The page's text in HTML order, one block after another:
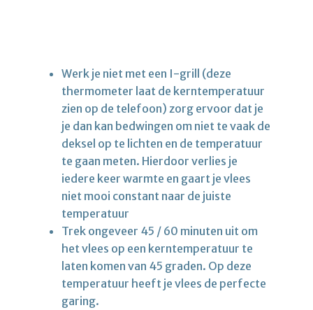
Werk je niet met een I-grill (deze
thermometer laat de kerntemperatuur
zien op de telefoon) zorg ervoor dat je
je dan kan bedwingen om niet te vaak de
deksel op te lichten en de temperatuur
te gaan meten. Hierdoor verlies je
iedere keer warmte en gaart je vlees
niet mooi constant naar de juiste
temperatuur
Trek ongeveer 45 / 60 minuten uit om
het vlees op een kerntemperatuur te
laten komen van 45 graden. Op deze
temperatuur heeft je vlees de perfecte
garing.